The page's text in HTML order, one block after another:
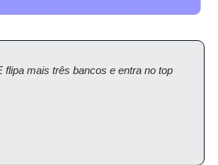
flipa mais três bancos e entra no top